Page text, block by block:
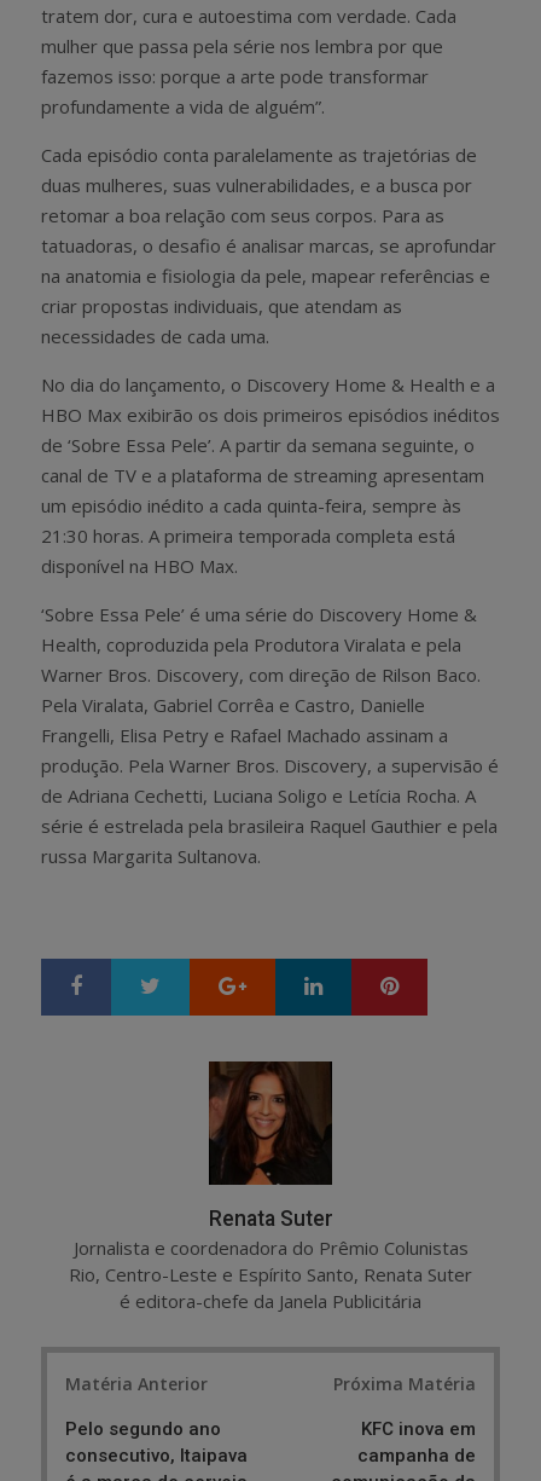
tratem dor, cura e autoestima com verdade. Cada
mulher que passa pela série nos lembra por que
fazemos isso: porque a arte pode transformar
profundamente a vida de alguém”.
Cada episódio conta paralelamente as trajetórias de
duas mulheres, suas vulnerabilidades, e a busca por
retomar a boa relação com seus corpos. Para as
tatuadoras, o desafio é analisar marcas, se aprofundar
na anatomia e fisiologia da pele, mapear referências e
criar propostas individuais, que atendam as
necessidades de cada uma.
No dia do lançamento, o Discovery Home & Health e a
HBO Max exibirão os dois primeiros episódios inéditos
de ‘Sobre Essa Pele’. A partir da semana seguinte, o
canal de TV e a plataforma de streaming apresentam
um episódio inédito a cada quinta-feira, sempre às
21:30 horas. A primeira temporada completa está
disponível na HBO Max.
‘Sobre Essa Pele’ é uma série do Discovery Home &
Health, coproduzida pela Produtora Viralata e pela
Warner Bros. Discovery, com direção de Rilson Baco.
Pela Viralata, Gabriel Corrêa e Castro, Danielle
Frangelli, Elisa Petry e Rafael Machado assinam a
produção. Pela Warner Bros. Discovery, a supervisão é
de Adriana Cechetti, Luciana Soligo e Letícia Rocha. A
série é estrelada pela brasileira Raquel Gauthier e pela
russa Margarita Sultanova.
Google+ LinkedIn
Renata Suter
Jornalista e coordenadora do Prêmio Colunistas
Rio, Centro-Leste e Espírito Santo, Renata Suter
é editora-chefe da Janela Publicitária
Matéria Anterior
Pelo segundo ano
consecutivo, Itaipava
Próxima Matéria
KFC inova em
campanha de